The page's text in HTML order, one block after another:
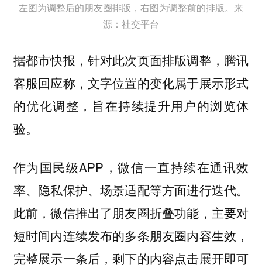
左图为调整后的朋友圈排版，右图为调整前的排版。来
源：社交平台
据都市快报，针对此次页面排版调整，腾讯
客服回应称，文字位置的变化属于展示形式
的优化调整，旨在持续提升用户的浏览体
验。
作为国民级APP，微信一直持续在通讯效
率、隐私保护、场景适配等方面进行迭代。
此前，微信推出了朋友圈折叠功能，主要对
短时间内连续发布的多条朋友圈内容生效，
完整展示一条后，剩下的内容点击展开即可